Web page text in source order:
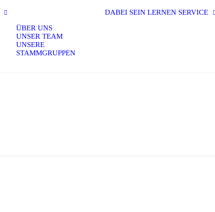
ÜBER UNS
UNSER TEAM
UNSERE
STAMMGRUPPEN
DABEI SEIN LERNEN SERVICE